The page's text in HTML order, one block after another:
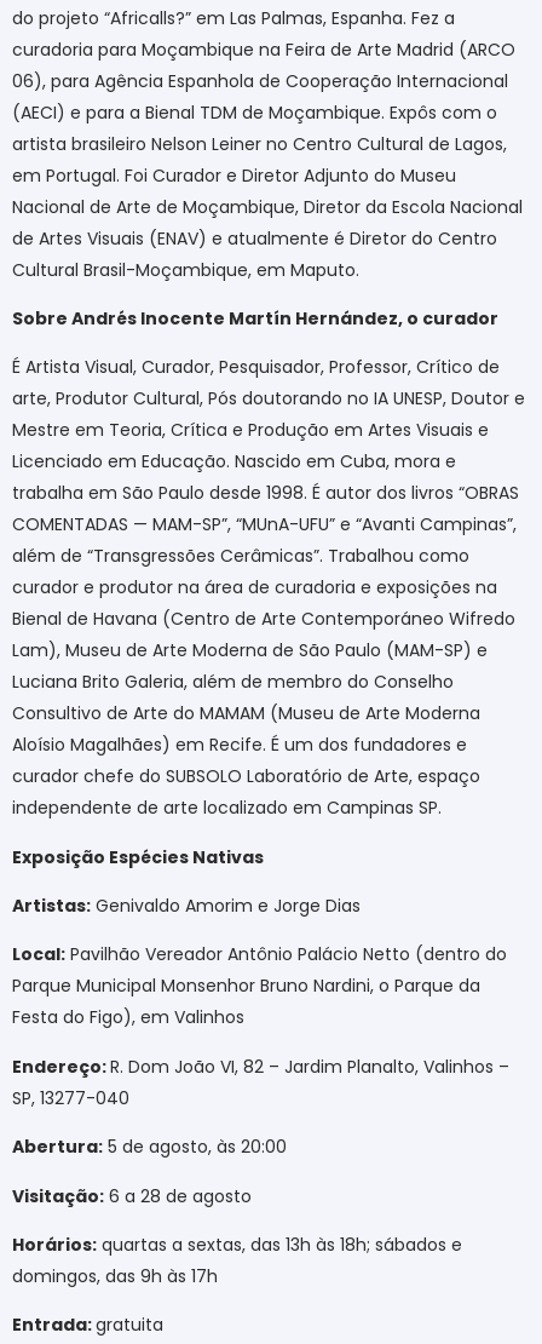
do projeto “Africalls?” em Las Palmas, Espanha. Fez a
curadoria para Moçambique na Feira de Arte Madrid (ARCO
06), para Agência Espanhola de Cooperação Internacional
(AECI) e para a Bienal TDM de Moçambique. Expôs com o
artista brasileiro Nelson Leiner no Centro Cultural de Lagos,
em Portugal. Foi Curador e Diretor Adjunto do Museu
Nacional de Arte de Moçambique, Diretor da Escola Nacional
de Artes Visuais (ENAV) e atualmente é Diretor do Centro
Cultural Brasil-Moçambique, em Maputo.
Sobre Andrés Inocente Martín Hernández, o curador
É Artista Visual, Curador, Pesquisador, Professor, Crítico de
arte, Produtor Cultural, Pós doutorando no IA UNESP, Doutor e
Mestre em Teoria, Crítica e Produção em Artes Visuais e
Licenciado em Educação. Nascido em Cuba, mora e
trabalha em São Paulo desde 1998. É autor dos livros “OBRAS
COMENTADAS — MAM-SP”, “MUnA-UFU” e “Avanti Campinas”,
além de “Transgressões Cerâmicas”. Trabalhou como
curador e produtor na área de curadoria e exposições na
Bienal de Havana (Centro de Arte Contemporáneo Wifredo
Lam), Museu de Arte Moderna de São Paulo (MAM-SP) e
Luciana Brito Galeria, além de membro do Conselho
Consultivo de Arte do MAMAM (Museu de Arte Moderna
Aloísio Magalhães) em Recife. É um dos fundadores e
curador chefe do SUBSOLO Laboratório de Arte, espaço
independente de arte localizado em Campinas SP.
Exposição Espécies Nativas
Artistas: Genivaldo Amorim e Jorge Dias
Local: Pavilhão Vereador Antônio Palácio Netto (dentro do
Parque Municipal Monsenhor Bruno Nardini, o Parque da
Festa do Figo), em Valinhos
Endereço:R. Dom João VI, 82 – Jardim Planalto, Valinhos –
SP, 13277-040
Abertura: 5 de agosto, às 20:00
Visitação: 6 a 28 de agosto
Horários: quartas a sextas, das 13h às 18h; sábados e
domingos, das 9h às 17h
Entrada:gratuita